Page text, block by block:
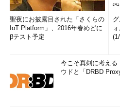
聖夜にお披露目された「さくらの
IoT Platform」、2016年春めどに
βテスト予定
今こそ真剣に考え
ウドと「DRBD